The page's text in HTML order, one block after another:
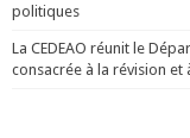
politiques
La CEDEAO réunit le
consacrée à la révision